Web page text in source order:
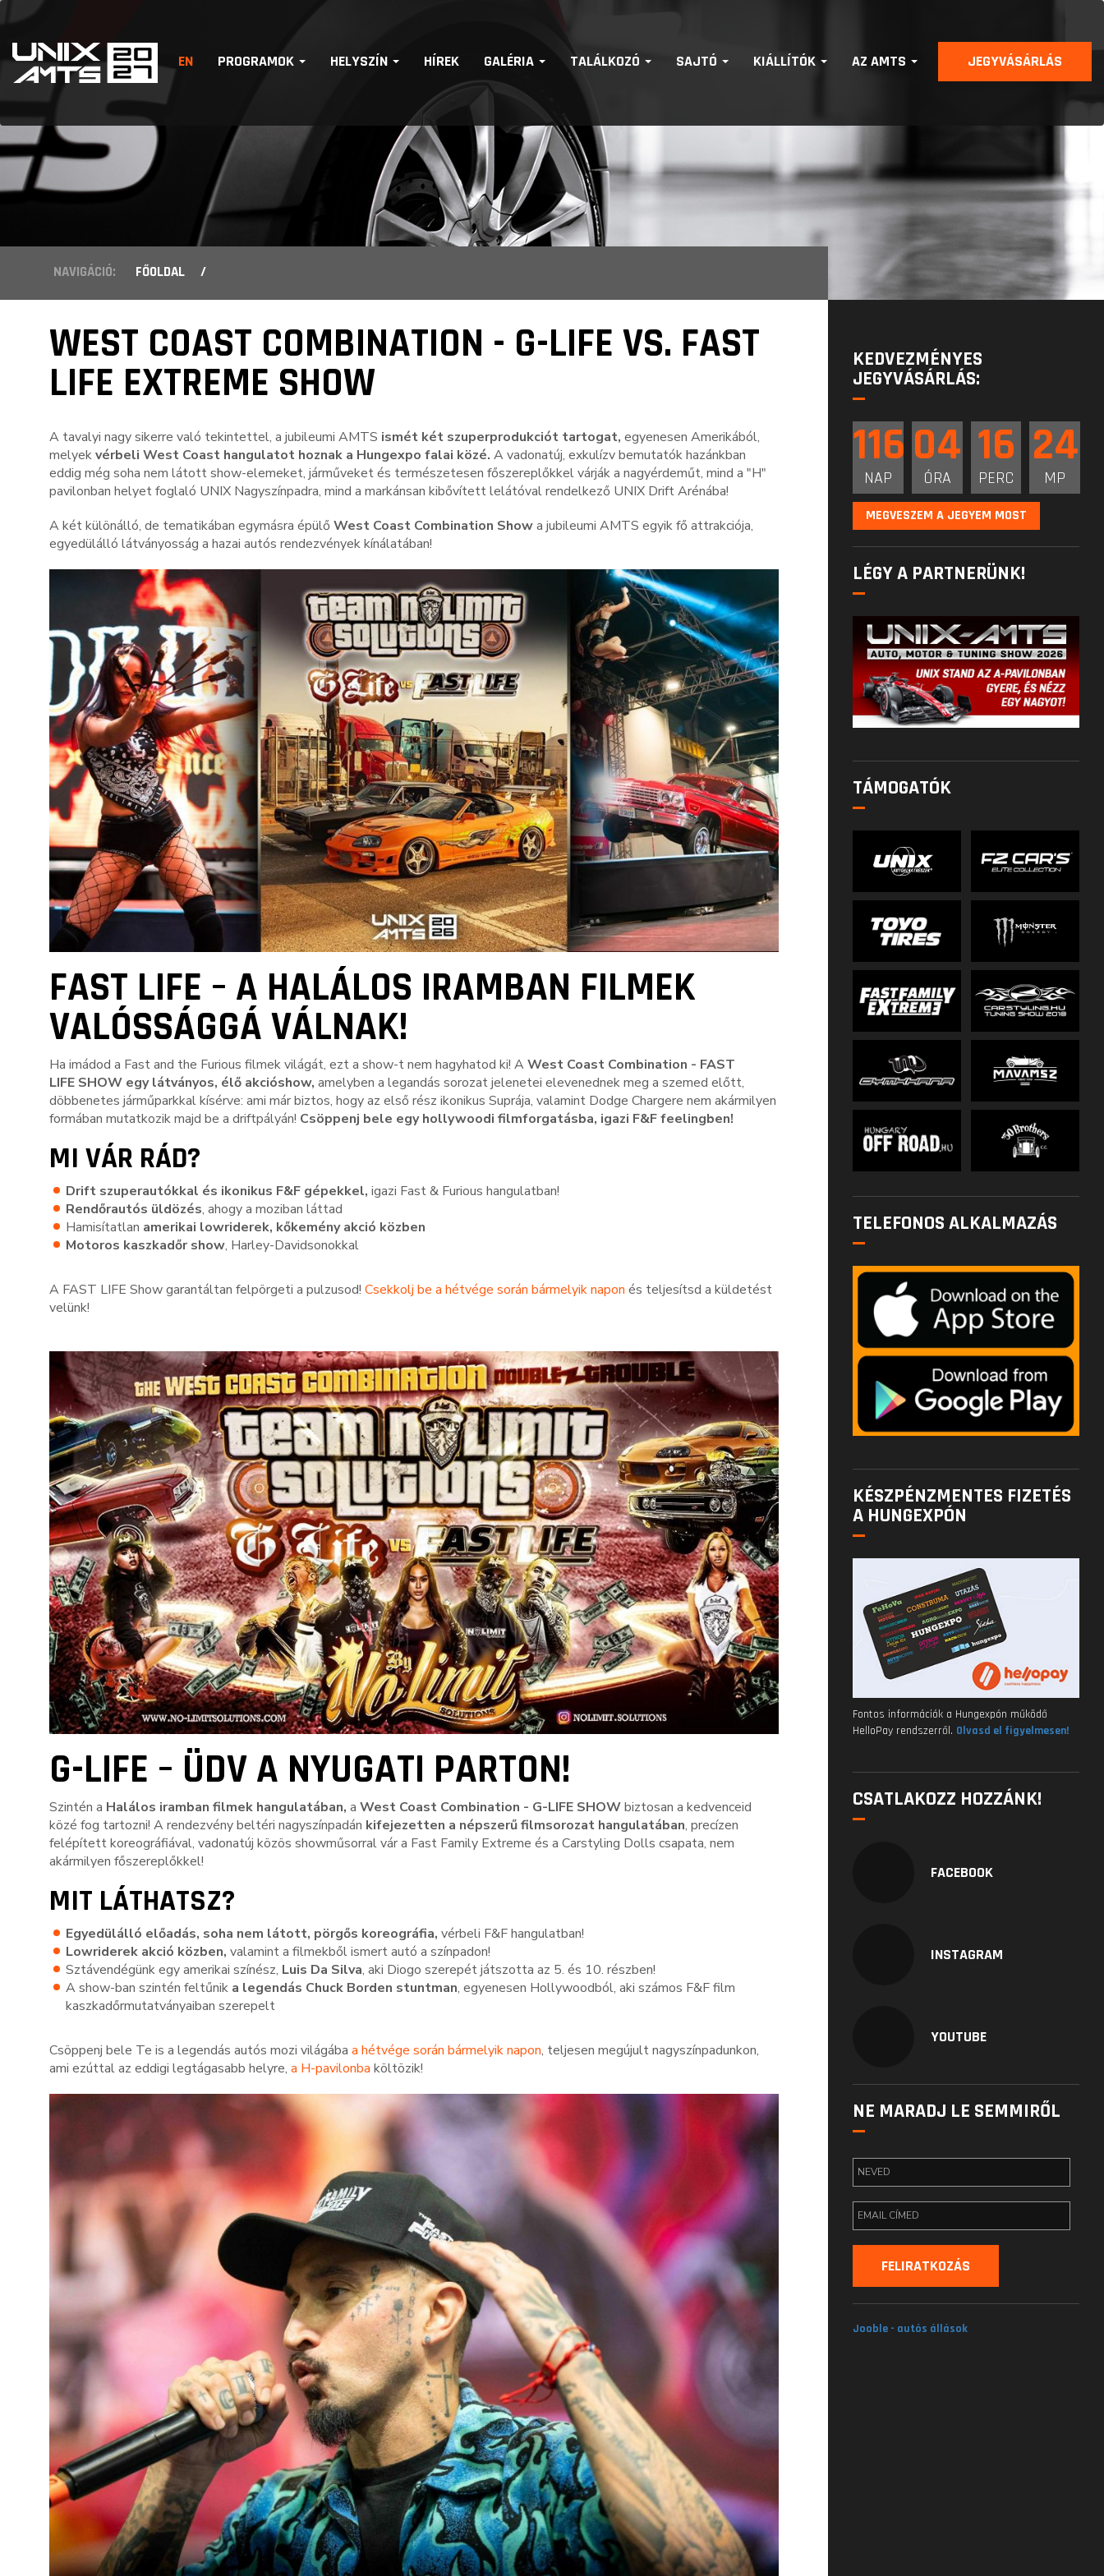
EN PROGRAMOK HELYSZÍN HÍREK GALÉRIA TALÁLKOZÓ SAJTÓ KIÁLLÍTÓK AZ AMTS JEGYVÁSÁRLÁS
NAVIGÁCIÓ: FŐOLDAL /
WEST COAST COMBINATION - G-LIFE VS. FAST
LIFE EXTREME SHOW
A tavalyi nagy sikerre való tekintettel, a jubileumi AMTS ismét két szuperprodukciót tartogat, egyenesen Amerikából,
melyekvérbeli West Coast hangulatot hoznak a Hungexpo falai közé. A vadonatúj, exkulízv bemutatók hazánkban
eddig még soha nem látott show-elemeket, járműveket és természetesen főszereplőkkel várják a nagyérdeműt, mind a "H"
pavilonban helyet foglaló UNIX Nagyszínpadra, mind a markánsan kibővített lelátóval rendelkező UNIX Drift Arénába!
A két különálló, de tematikában egymásra épülő West Coast Combination Showa jubileumi AMTS egyik fő attrakciója,
egyedülálló látványosság a hazai autós rendezvények kínálatában!
FAST LIFE – A HALÁLOS IRAMBAN FILMEK
VALÓSSÁGGÁ VÁLNAK!
Ha imádod a Fast and the Furious filmek világát, ezt a show-t nem hagyhatod ki! AWest Coast Combination - FAST
LIFE SHOW egy látványos, élő akcióshow, amelyben a legandás sorozat jelenetei elevenednek meg a szemed előtt,
döbbenetes járműparkkal kísérve: ami már biztos, hogy az első rész ikonikus Suprája, valamint Dodge Chargere nem akármilyen
formában mutatkozik majd be a driftpályán! Csöppenj bele egy hollywoodi filmforgatásba, igazi F&F feelingben!
MI VÁR RÁD?
Drift szuperautókkal és ikonikus F&F gépekkel, igazi Fast & Furious hangulatban!
Rendőrautós üldözés, ahogy a moziban láttad
Hamisítatlan amerikai lowriderek, kőkemény akció közben
Motoros kaszkadőr show, Harley-Davidsonokkal
A FAST LIFE Show garantáltan felpörgeti a pulzusod! Csekkolj be a hétvége során bármelyik napon és teljesítsd a küldetést
velünk!
G-LIFE – ÜDV A NYUGATI PARTON!
Szintén a Halálos iramban filmek hangulatában, a West Coast Combination - G-LIFE SHOWbiztosan a kedvenceid
közé fog tartozni! A rendezvény beltéri nagyszínpadán kifejezetten a népszerű filmsorozat hangulatában, precízen
felépített koreográfiával, vadonatúj közös showműsorral vár a Fast Family Extreme és a Carstyling Dolls csapata, nem
akármilyen főszereplőkkel!
MIT LÁTHATSZ?
Egyedülálló előadás, soha nem látott, pörgős koreográfia, vérbeli F&F hangulatban!
Lowriderek akció közben, valamint a filmekből ismert autó a színpadon!
Sztávendégünk egy amerikai színész, Luis Da Silva, aki Diogo szerepét játszotta az 5. és 10. részben!
A show-ban szintén feltűnik a legendás Chuck Borden stuntman, egyenesen Hollywoodból, aki számos F&F film
kaszkadőrmutatványaiban szerepelt
Csöppenj bele Te is a legendás autós mozi világába a hétvége során bármelyik napon, teljesen megújult nagyszínpadunkon,
ami ezúttal az eddigi legtágasabb helyre, a H-pavilonba költözik!
KEDVEZMÉNYES
JEGYVÁSÁRLÁS:
116
NAP
04
ÓRA
16
PERC
23
MP
MEGVESZEM A JEGYEM MOST
LÉGY A PARTNERÜNK!
TÁMOGATÓK
TELEFONOS ALKALMAZÁS
KÉSZPÉNZMENTES FIZETÉS
A HUNGEXPÓN
Fontos információk a Hungexpón működő
HelloPay rendszerről. Olvasd el figyelmesen!
CSATLAKOZZ HOZZÁNK!
FACEBOOK
INSTAGRAM
YOUTUBE
NE MARADJ LE SEMMIRŐL
Jooble - autós állások